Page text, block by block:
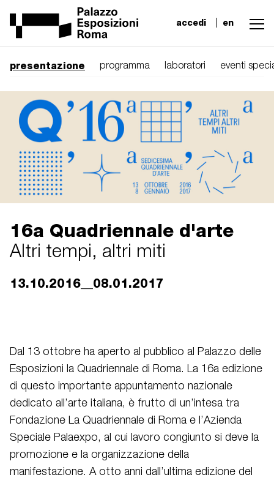
accedi en
presentazione programma laboratori eventi
16a Quadriennale d'arte
Altri tempi, altri miti
13.10.2016__08.01.2017
Dal 13 ottobre ha aperto al pubblico al Palazzo delle
Esposizioni la Quadriennale di Roma. La 16a edizione
di questo importante appuntamento nazionale
dedicato all’arte italiana, è frutto di un’intesa tra
Fondazione La Quadriennale di Roma e l’Azienda
Speciale Palaexpo, al cui lavoro congiunto si deve la
promozione e la organizzazione della
manifestazione. A otto anni dall’ultima edizione del